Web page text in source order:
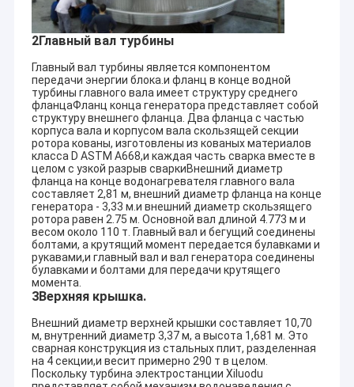
Колба гидравлические турбины
Турбина Turgo ГЭС
S тип турбины
Фрэнсис турбины бегун
Ковшовая турбина бегун
Фланцевый клапан-бабочка
Фланцевые задвижки
Фланцевый клапан глобус
Системы возбуждения генератора
Губернатор турбины ГЭС
2Главный вал турбины
Главный вал турбины является компонентом
передачи энергии блока.и фланц в конце водной
турбины главного вала имеет структуру среднего
фланцаФланц конца генератора представляет собой
структуру внешнего фланца. Два фланца с частью
корпуса вала и корпусом вала скользящей секции
ротора кованы, изготовлены из кованых материалов
класса D ASTM A668,и каждая часть сварка вместе в
целом с узкой разрыв сваркиВнешний диаметр
фланца на конце водонагревателя главного вала
составляет 2,81 м, внешний диаметр фланца на конце
генератора - 3,33 м.и внешний диаметр скользящего
ротора равен 2.75 м. Основной вал длиной 4.773 м и
весом около 110 т. Главный вал и бегущий соединены
болтами, а крутящий момент передается булавками и
рукавами,и главный вал и вал генератора соединены
булавками и болтами для передачи крутящего
момента.
3Верхняя крышка.
Внешний диаметр верхней крышки составляет 10,70
м, внутренний диаметр 3,37 м, а высота 1,681 м. Это
сварная конструкция из стальных плит, разделенная
на 4 секции,и весит примерно 290 т в целом.
Поскольку турбина электростанции Xiluodu
гидроэлектроэнергии:
пожалуйста посетите наш другой вебсайт для загрузки:
Основной список рекомендующих проекта
гидроэлектроэнергии всемирно Hydrotu
(V-вертикальный; H-горизонтальный; D1-diameter; Напор
воды hr; Qr- расклассифицировало подачу; N-скорость)
Страна
Имя проекта Тип турбины
Турция
KOZAK
2x2200KW
V-Kaplan
D1=130cm
Турция
TAYFUN
2x500KW
H-Фрэнсис
D1=53cm
Турция
GUNESLI
H=Francis
Канада
1x1800KW
D1=82cm
Турция
GEMKOPRU
2x820KW
H-Фрэнсис
D1=61cm
UCKAYA &H-Turgo H-